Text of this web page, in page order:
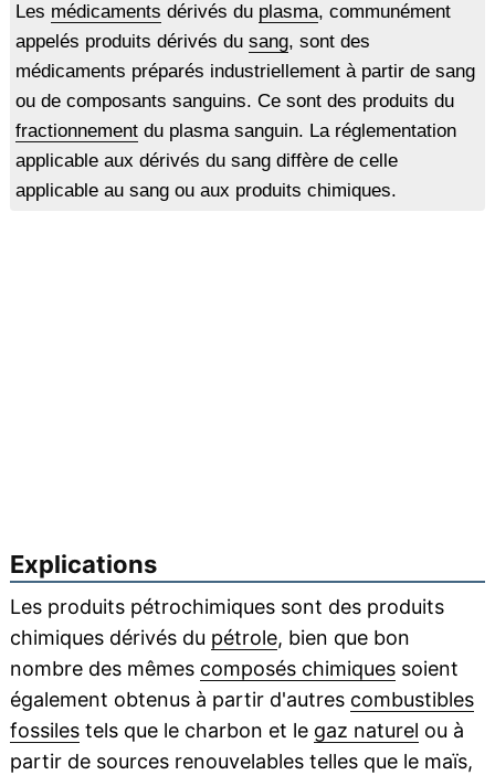
Les médicaments dérivés du plasma, communément
appelés produits dérivés du sang, sont des
médicaments préparés industriellement à partir de sang
ou de composants sanguins. Ce sont des produits du
fractionnementdu plasma sanguin. La réglementation
applicable aux dérivés du sang diffère de celle
applicable au sang ou aux produits chimiques.
Explications
Les produits pétrochimiques sont des produits
chimiques dérivés du pétrole, bien que bon
nombre des mêmes composés chimiquessoient
également obtenus à partir d'autres combustibles
fossilestels que le charbon et le gaz naturel ou à
partir de sources renouvelables telles que le maïs,